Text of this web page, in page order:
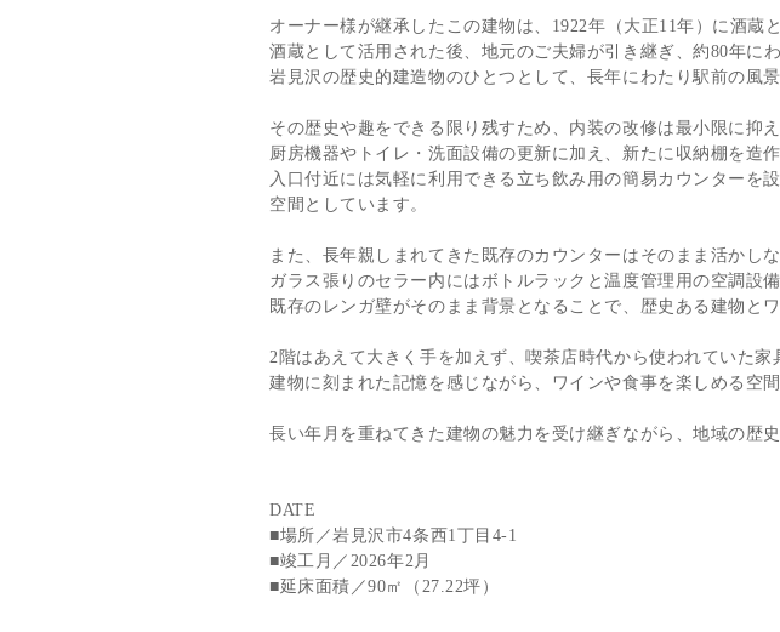
オーナー様が継承したこの建物は、1922年（大正11年）に酒蔵
酒蔵として活用された後、地元のご夫婦が引き継ぎ、約80年に
岩見沢の歴史的建造物のひとつとして、長年にわたり駅前の風
その歴史や趣をできる限り残すため、内装の改修は最小限に抑
厨房機器やトイレ・洗面設備の更新に加え、新たに収納棚を造作
入口付近には気軽に利用できる立ち飲み用の簡易カウンターを
空間としています。
また、長年親しまれてきた既存のカウンターはそのまま活かし
ガラス張りのセラー内にはボトルラックと温度管理用の空調設
既存のレンガ壁がそのまま背景となることで、歴史ある建物と
2階はあえて大きく手を加えず、喫茶店時代から使われていた家
建物に刻まれた記憶を感じながら、ワインや食事を楽しめる空間
長い年月を重ねてきた建物の魅力を受け継ぎながら、地域の歴
DATE
■場所／岩見沢市4条西1丁目4-1
■竣工月／2026年2月
■延床面積／90㎡（27.22坪）